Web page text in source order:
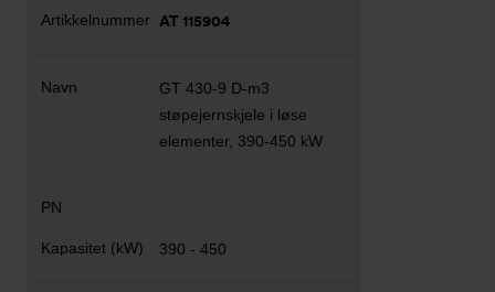
AT 115904
GT 430-9 D-m3
støpejernskjele i løse
elementer, 390-450 kW
390 - 450